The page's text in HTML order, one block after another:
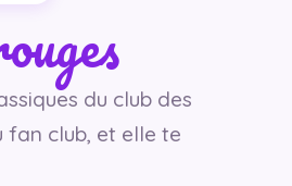
du club des
fan club, et elle te